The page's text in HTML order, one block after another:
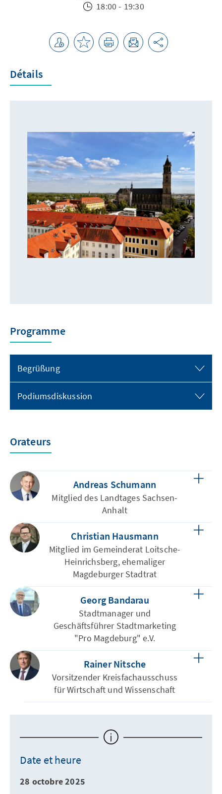
18:00 - 19:30
Détails
Programme
Begrüßung
Podiumsdiskussion
Orateurs
Andreas Schumann
Mitglied des Landtages Sachsen-
Anhalt
Christian Hausmann
Mitglied im Gemeinderat Loitsche-
Heinrichsberg, ehemaliger
Magdeburger Stadtrat
Georg Bandarau
Stadtmanager und
Geschäftsführer Stadtmarketing
"Pro Magdeburg" e.V.
Rainer Nitsche
Vorsitzender Kreisfachausschuss
für Wirtschaft und Wissenschaft
Date et heure
28 octobre 2025